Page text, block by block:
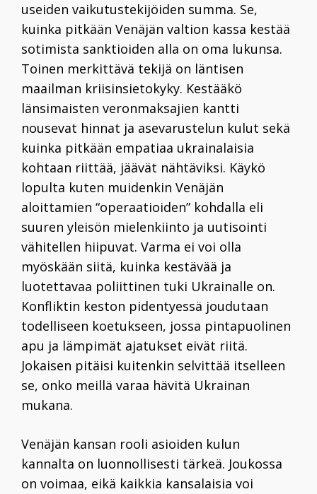
useiden vaikutustekijöiden summa. Se,
kuinka pitkään Venäjän valtion kassa kestää
sotimista sanktioiden alla on oma lukunsa.
Toinen merkittävä tekijä on läntisen
maailman kriisinsietokyky. Kestääkö
länsimaisten veronmaksajien kantti
nousevat hinnat ja asevarustelun kulut sekä
kuinka pitkään empatiaa ukrainalaisia
kohtaan riittää, jäävät nähtäviksi. Käykö
lopulta kuten muidenkin Venäjän
aloittamien “operaatioiden” kohdalla eli
suuren yleisön mielenkiinto ja uutisointi
vähitellen hiipuvat. Varma ei voi olla
myöskään siitä, kuinka kestävää ja
luotettavaa poliittinen tuki Ukrainalle on.
Konfliktin keston pidentyessä joudutaan
todelliseen koetukseen, jossa pintapuolinen
apu ja lämpimät ajatukset eivät riitä.
Jokaisen pitäisi kuitenkin selvittää itselleen
se, onko meillä varaa hävitä Ukrainan
mukana.
Venäjän kansan rooli asioiden kulun
kannalta on luonnollisesti tärkeä. Joukossa
on voimaa, eikä kaikkia kansalaisia voi